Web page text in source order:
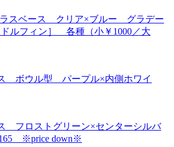
ラスベース クリア×ブルー グラデー
ルフィン］ 各種（小￥1000／大
ボウル型 パープル×内側ホワイ
フロストグリーン×センターシルバ
※price down※